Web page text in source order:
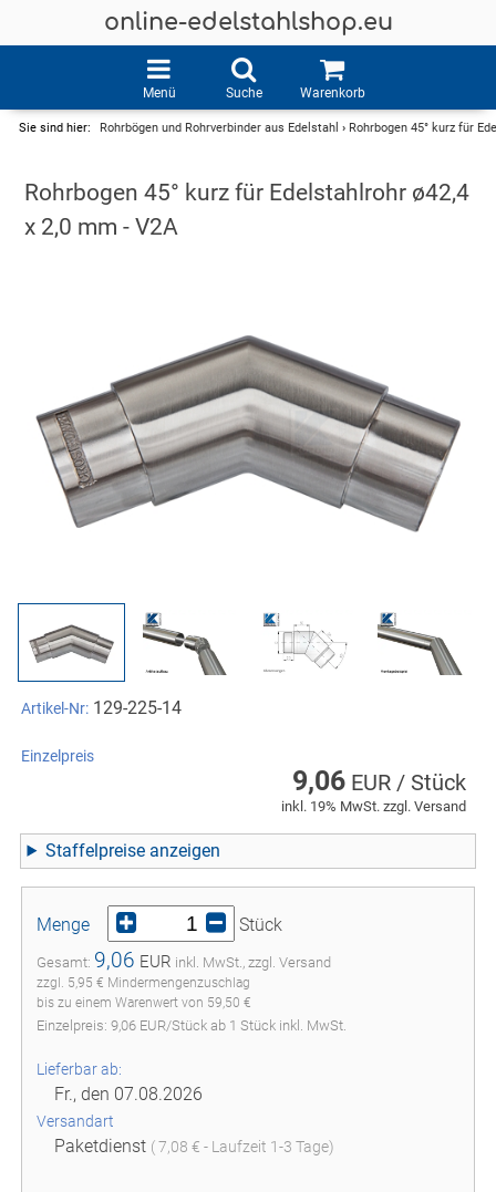
online-edelstahlshop.eu
Menü Suche Warenkorb
Sie sind hier: Rohrbögen und Rohrverbinder aus Edelstahl › Rohrbogen 45° kurz für
Rohrbogen 45° kurz für Edelstahlrohr ø42,4
x 2,0 mm - V2A
Artikel-Nr: 129-225-14
Einzelpreis
9,06EUR / Stück
inkl. 19% MwSt. zzgl. Versand
Staffelpreise
Menge Stück
Gesamt: 9,06 EUR inkl. MwSt., zzgl. Versand
zzgl. 5,95 € Mindermengenzuschlag
bis zu einem Warenwert von 59,50 €
Einzelpreis: 9,06EUR/Stückab 1 Stück inkl. MwSt.
Lieferbar ab:
Fr., den 07.08.2026
Versandart
Paketdienst ( 7,08 € - Laufzeit 1-3 Tage)